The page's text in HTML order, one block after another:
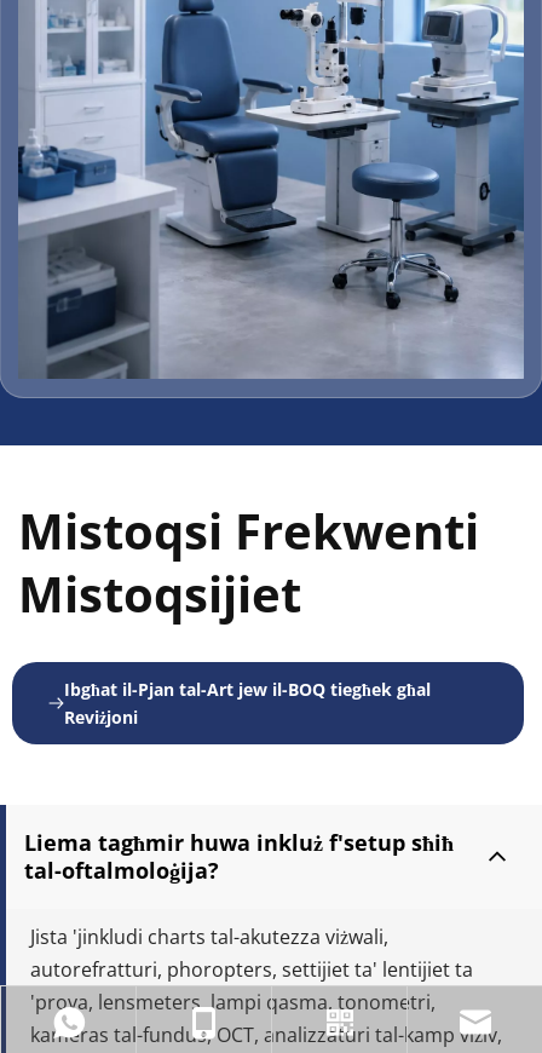
Mistoqsi Frekwenti
Mistoqsijiet
Ibgħat il-Pjan tal-Art jew il-BOQ tiegħek għal
Reviżjoni
Liema tagħmir huwa inkluż f'setup sħiħ
tal-oftalmoloġija?
Jista 'jinkludi charts tal-akutezza viżwali,
autorefratturi, phoropters, settijiet ta' lentijiet ta
'prova, lensmeters, lampi qasma, tonometri,
kameras tal-fundus, OCT, analizzaturi tal-kamp viżiv,